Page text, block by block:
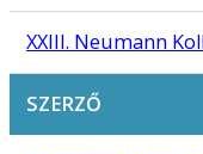
XXIII. Neumann
SZERZŐ